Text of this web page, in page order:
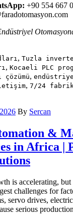
+90 554 667
, Tuzla
, Kocaeli PLC
çözümü,
, 7/24
By Sercan
&
in Africa |
is accelerating,
challenges for
servo drives,
serious